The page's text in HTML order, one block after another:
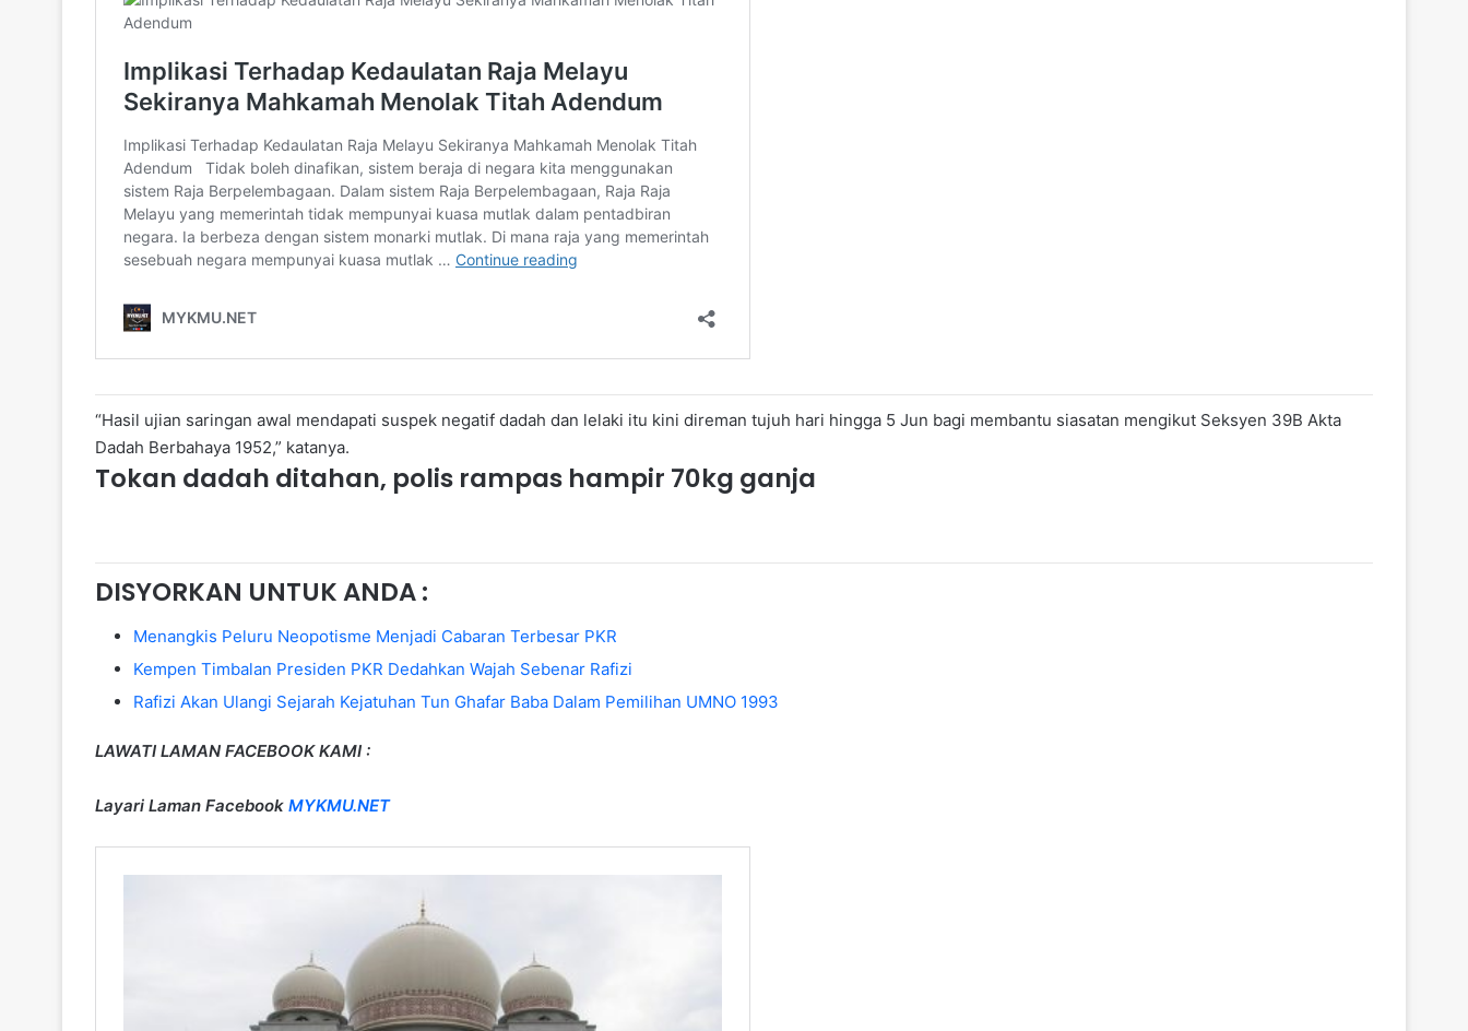
“Hasil ujian saringan awal mendapati suspek negatif dadah dan lelaki itu kini direman tujuh hari hingga 5 Jun bagi membantu siasatan mengikut Seksyen 39B Akta
Dadah Berbahaya 1952,” katanya.
Tokan dadah ditahan, polis rampas hampir 70kg ganja
DISYORKAN UNTUK ANDA :
Menangkis Peluru Neopotisme Menjadi Cabaran Terbesar PKR
Kempen Timbalan Presiden PKR Dedahkan Wajah Sebenar Rafizi
Rafizi Akan Ulangi Sejarah Kejatuhan Tun Ghafar Baba Dalam Pemilihan UMNO 1993
LAWATI LAMAN FACEBOOK KAMI :
Layari Laman Facebook MYKMU.NET